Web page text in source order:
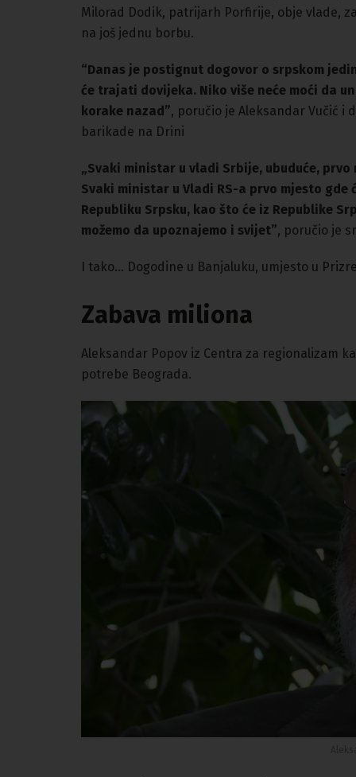
Milorad Dodik, patrijarh Porfirije, obje vlade,
na još jednu borbu.
“Danas je postignut dogovor o srpskom
će trajati dovijeka. Niko više neće moći da
korake nazad”, poručio je Aleksandar Vučić i
barikade na Drini
„Svaki ministar u vladi Srbije, ubuduće,
Svaki ministar u Vladi RS-a prvo mjesto gde
Republiku Srpsku, kao što će iz Republike
možemo da upoznajemo i svijet”, poručio je
I tako… Dogodine u Banjaluku, umjesto u
Zabava miliona
Aleksandar Popov iz Centra za regionalizam
potrebe Beograda.